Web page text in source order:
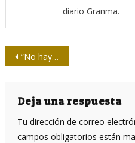
diario Granma.
Navegación
entradas
“No hay nada más cercano al médico, al maestro, que el periodismo”
Deja una respuesta
Tu dirección de correo
campos obligatorios están